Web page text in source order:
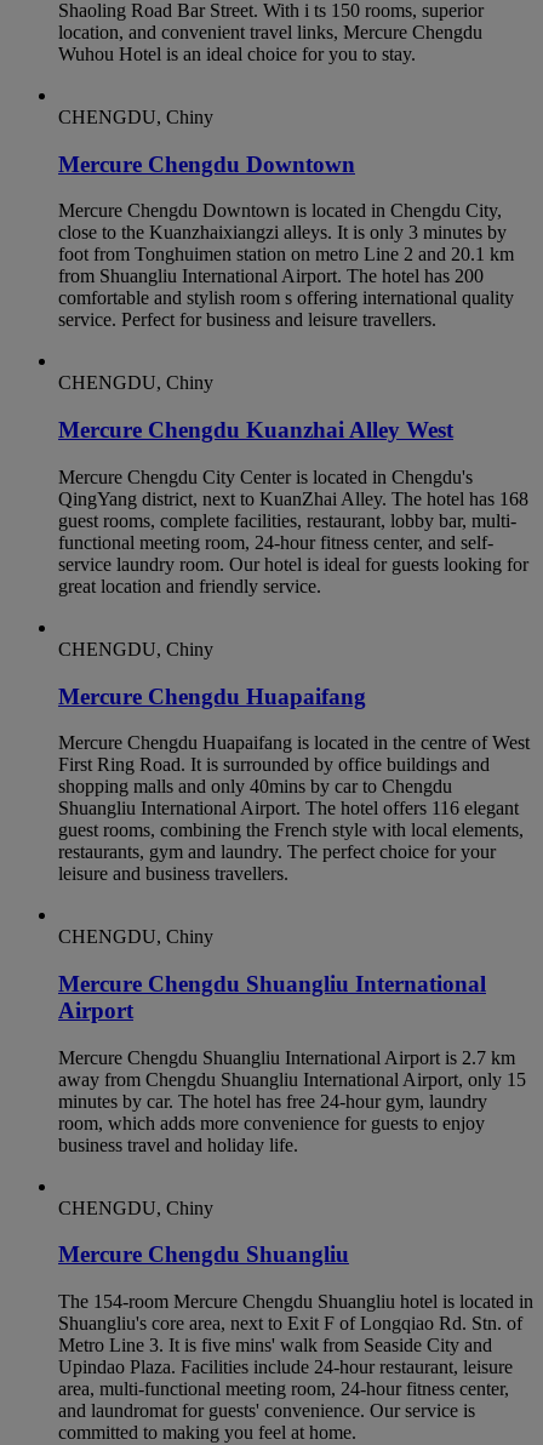
Shaoling Road Bar Street. With i ts 150 rooms, superior
location, and convenient travel links, Mercure Chengdu
Wuhou Hotel is an ideal choice for you to stay.
CHENGDU, Chiny
Mercure Chengdu Downtown
Mercure Chengdu Downtown is located in Chengdu City,
close to the Kuanzhaixiangzi alleys. It is only 3 minutes by
foot from Tonghuimen station on metro Line 2 and 20.1 km
from Shuangliu International Airport. The hotel has 200
comfortable and stylish room s offering international quality
service. Perfect for business and leisure travellers.
CHENGDU, Chiny
Mercure Chengdu Kuanzhai Alley West
Mercure Chengdu City Center is located in Chengdu's
QingYang district, next to KuanZhai Alley. The hotel has 168
guest rooms, complete facilities, restaurant, lobby bar, multi-
functional meeting room, 24-hour fitness center, and self-
service laundry room. Our hotel is ideal for guests looking for
great location and friendly service.
CHENGDU, Chiny
Mercure Chengdu Huapaifang
Mercure Chengdu Huapaifang is located in the centre of West
First Ring Road. It is surrounded by office buildings and
shopping malls and only 40mins by car to Chengdu
Shuangliu International Airport. The hotel offers 116 elegant
guest rooms, combining the French style with local elements,
restaurants, gym and laundry. The perfect choice for your
leisure and business travellers.
CHENGDU, Chiny
Mercure Chengdu Shuangliu International
Airport
Mercure Chengdu Shuangliu International Airport is 2.7 km
away from Chengdu Shuangliu International Airport, only 15
minutes by car. The hotel has free 24-hour gym, laundry
room, which adds more convenience for guests to enjoy
business travel and holiday life.
CHENGDU, Chiny
Mercure Chengdu Shuangliu
The 154-room Mercure Chengdu Shuangliu hotel is located in
Shuangliu's core area, next to Exit F of Longqiao Rd. Stn. of
Metro Line 3. It is five mins' walk from Seaside City and
Upindao Plaza. Facilities include 24-hour restaurant, leisure
area, multi-functional meeting room, 24-hour fitness center,
and laundromat for guests' convenience. Our service is
committed to making you feel at home.